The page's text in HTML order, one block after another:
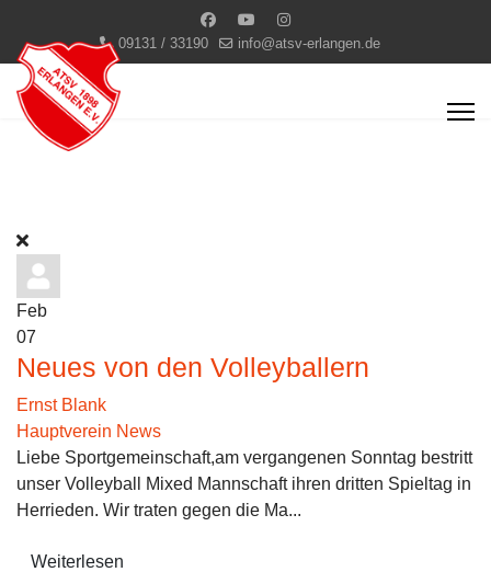
09131 / 33190 info@atsv-erlangen.de
Feb
07
Neues von den Volleyballern
Ernst Blank
Hauptverein News
Liebe Sportgemeinschaft,am vergangenen Sonntag bestritt
unser Volleyball Mixed Mannschaft ihren dritten Spieltag in
Herrieden. Wir traten gegen die Ma...
Weiterlesen